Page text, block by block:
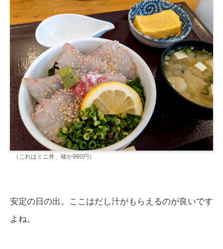
（これはミニ丼、確か980円）
安定の日の出。ここはだし汁がもらえるのが良いです
よね。